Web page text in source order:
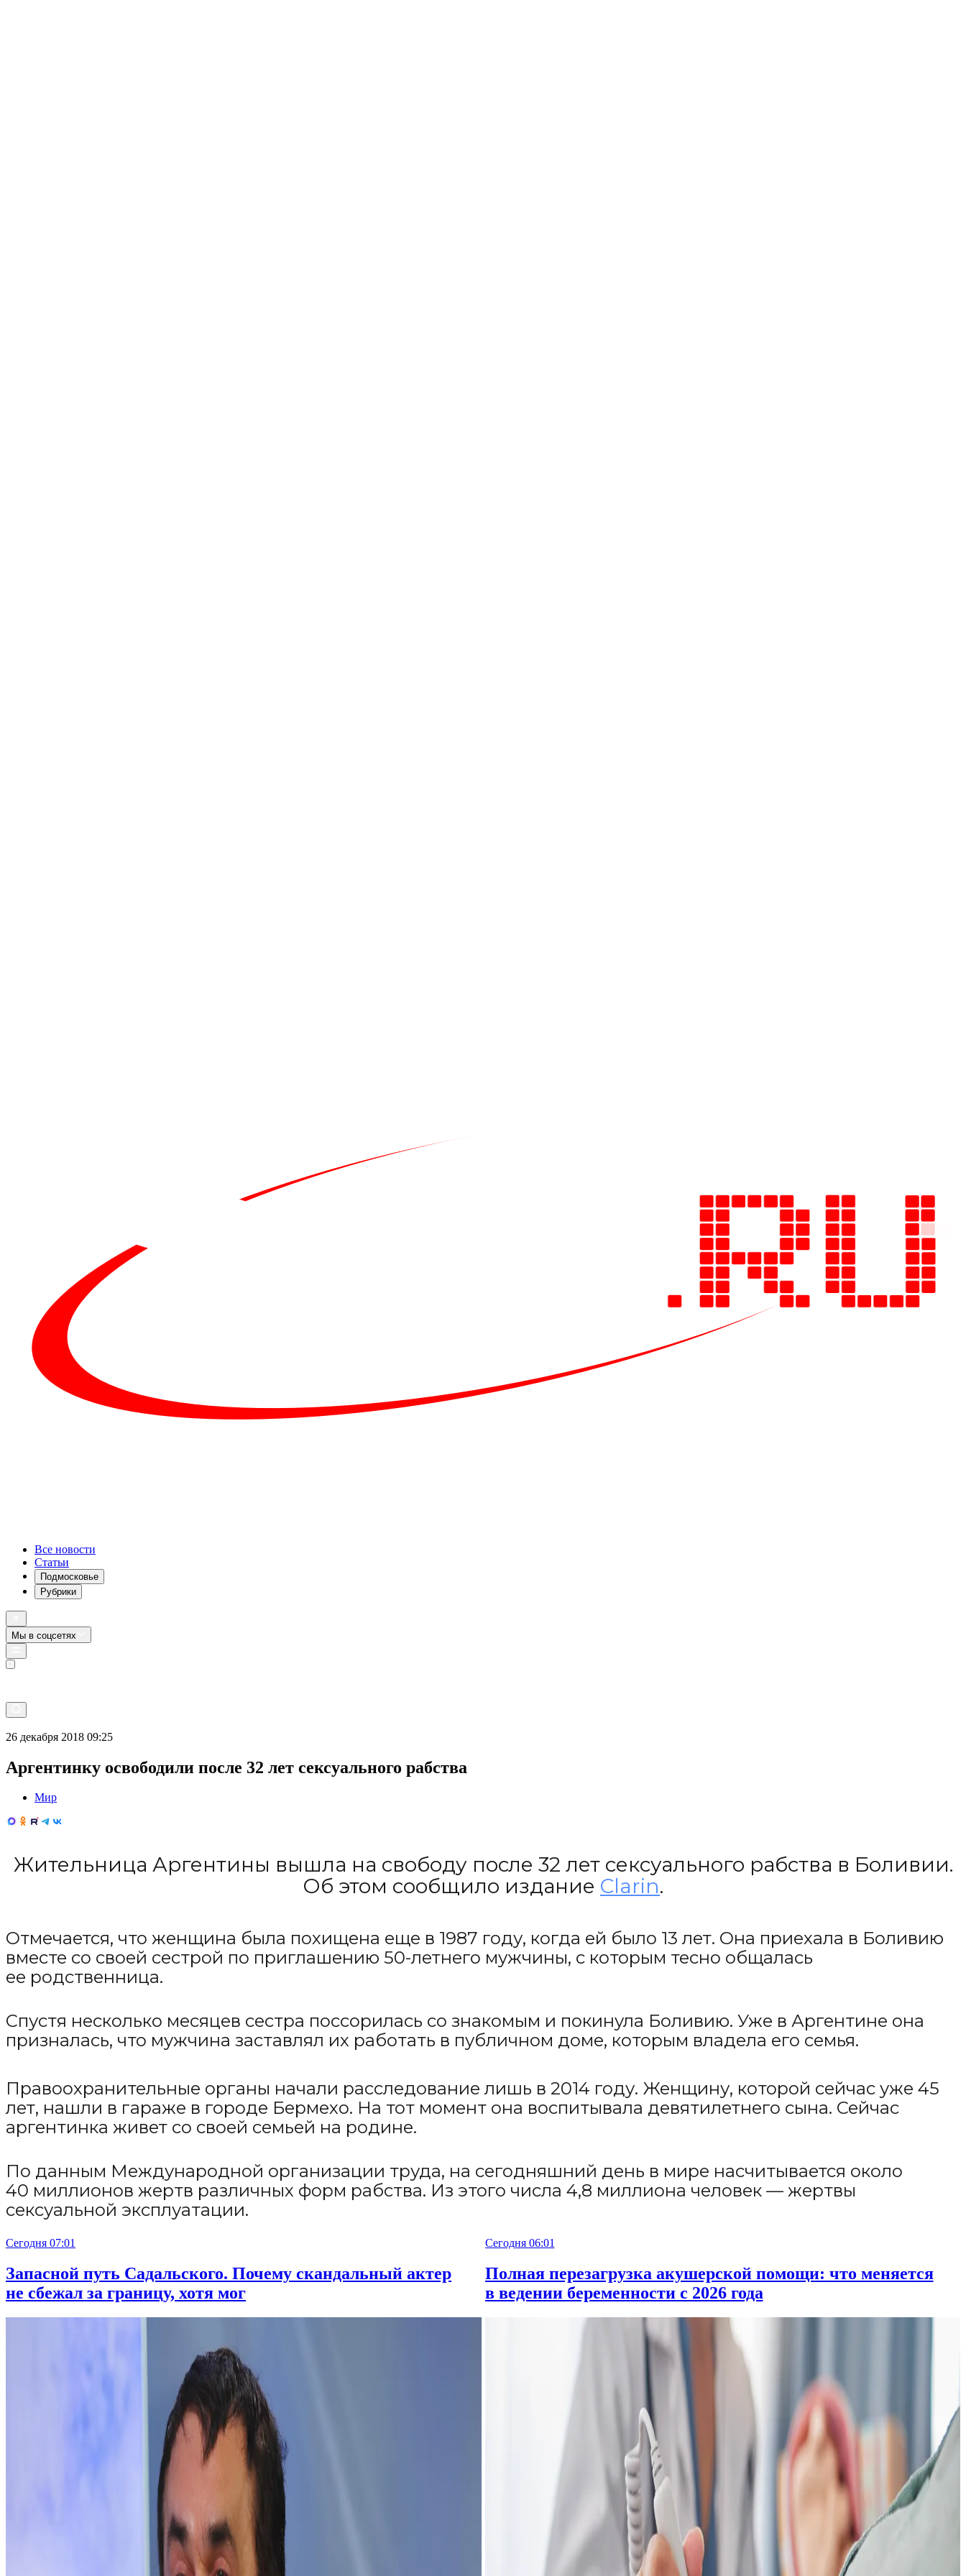
Все новости
Статьи
Подмосковье
Рубрики
Мы в соцсетях
26 декабря 2018 09:25
Аргентинку освободили после 32 лет сексуального рабства
Мир
Жительница Аргентины вышла на свободу после 32 лет сексуального рабства в Боливии.
Об этом сообщило издание Clarin.
Отмечается, что женщина была похищена еще в 1987 году, когда ей было 13 лет. Она приехала в Боливию
вместе со своей сестрой по приглашению 50-летнего мужчины, с которым тесно общалась
ее родственница.
Спустя несколько месяцев сестра поссорилась со знакомым и покинула Боливию. Уже в Аргентине она
призналась, что мужчина заставлял их работать в публичном доме, которым владела его семья.
Правоохранительные органы начали расследование лишь в 2014 году. Женщину, которой сейчас уже 45
лет, нашли в гараже в городе Бермехо. На тот момент она воспитывала девятилетнего сына. Сейчас
аргентинка живет со своей семьей на родине.
По данным Международной организации труда, на сегодняшний день в мире насчитывается около
40 миллионов жертв различных форм рабства. Из этого числа 4,8 миллиона человек — жертвы
сексуальной эксплуатации.
Сегодня 07:01
Запасной путь Садальского. Почему скандальный актер
не сбежал за границу, хотя мог
Сегодня 06:01
Полная перезагрузка акушерской помощи: что меняется
в ведении беременности с 2026 года